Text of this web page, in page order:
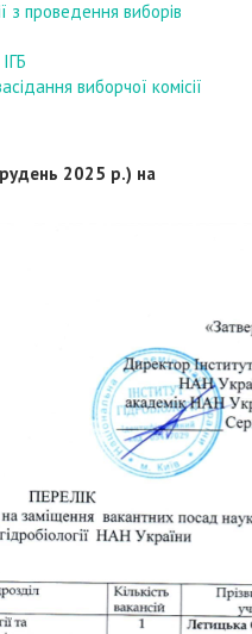
з проведення виборів
виборчої комісії
2025 р.) на